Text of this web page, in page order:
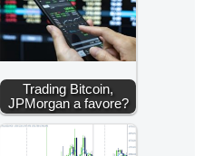
Trading Bitcoin,
JPMorgan a favore?